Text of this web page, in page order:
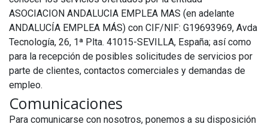
ASOCIACION ANDALUCIA EMPLEA MAS (en adelante
ANDALUCÍA EMPLEA MÁS) con CIF/NIF: G19693969, Avda
Tecnología, 26, 1ª Plta. 41015-SEVILLA, España; así como
para la recepción de posibles solicitudes de servicios por
parte de clientes, contactos comerciales y demandas de
empleo.
Comunicaciones
Para comunicarse con nosotros, ponemos a su disposición